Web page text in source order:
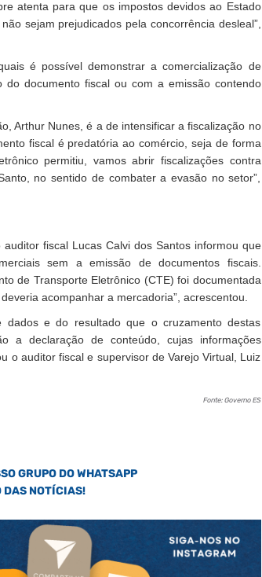
atenta para que os impostos devidos ao Estado
sejam prejudicados pela concorrência desleal”,
é possível demonstrar a comercialização de
documento fiscal ou com a emissão contendo
Arthur Nunes, é a de intensificar a fiscalização no
fiscal é predatória ao comércio, seja de forma
permitiu, vamos abrir fiscalizações contra
no sentido de combater a evasão no setor”,
fiscal Lucas Calvi dos Santos informou que
sem a emissão de documentos fiscais.
de Transporte Eletrônico (CTE) foi documentada
acompanhar a mercadoria”, acrescentou.
dados e do resultado que o cruzamento destas
a declaração de conteúdo, cujas informações
o auditor fiscal e supervisor de Varejo Virtual, Luiz
Fonte: Governo ES
GRUPO DO WHATSAPP
DAS NOTÍCIAS!